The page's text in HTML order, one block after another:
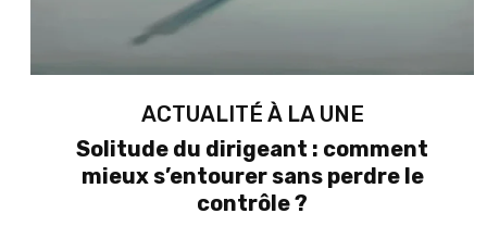
ACTUALITÉ À LA UNE
Solitude du dirigeant : comment
mieux s’entourer sans perdre le
contrôle ?